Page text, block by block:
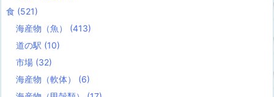
食 (521)
海産物（魚） (413)
道の駅 (10)
市場 (32)
海産物（軟体） (6)